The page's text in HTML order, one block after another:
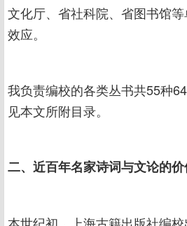
文化厅、省社科院、省图书馆
效应。
我负责编校的各类丛书共55种
见本文所附目录。
二、近百年名家诗词与文论的